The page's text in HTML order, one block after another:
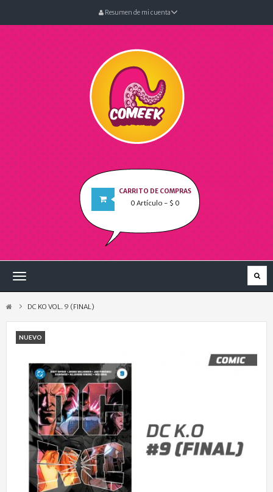
Resumen de mi cuenta
CARRITO DE COMPRAS
0 Artículo - $ 0
Navegación
DC KO VOL. 9 (FINAL)
NUEVO